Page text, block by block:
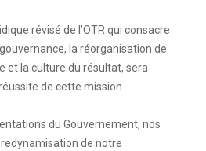
révisé de l’OTR qui consacre
la réorganisation de
et la culture du résultat, sera
de cette mission.
du Gouvernement, nos
de notre